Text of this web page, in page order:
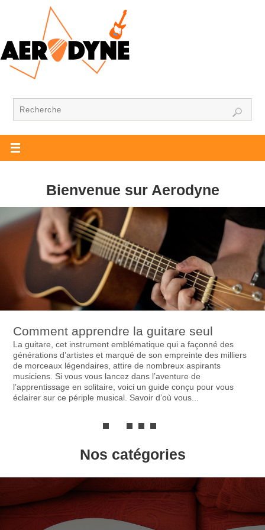
Bienvenue sur Aerodyne
Apprendre à jouer de la musique à 40 ans
Apprendre à jouer de la musique à 40 ans est encore possible.
Il faut trouver l’instrument qui vous convient. Il n’est jamais trop
tard pour apprendre à jouer d’un instrument de musique, que
ce soit pour le plaisir, pour le défi ou pour réaliser un rêve. Vous
pouvez passer d’un...